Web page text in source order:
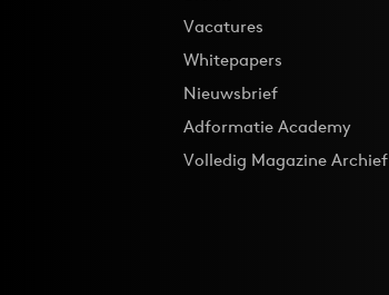
Vacatures
Whitepapers
Nieuwsbrief
Adformatie Academy
Volledig Magazine Archief